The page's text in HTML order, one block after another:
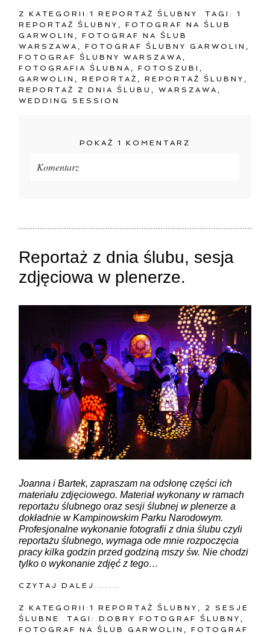
Z KATEGORII:1 REPORTAŻ ŚLUBNY TAGI:1
REPORTAŻ ŚLUBNY
,FOTOGRAF NA ŚLUB
GARWOLIN
,FOTOGRAF NA ŚLUB
WARSZAWA
,FOTOGRAF ŚLUBNY GARWOLIN
FOTOGRAF ŚLUBNY WARSZAWA
FOTOGRAFIA ŚLUBNA
,FOTOSZUBI
GARWOLIN
,REPORTAŻ ,REPORTAŻ ŚLUBNY
REPORTAŻ Z DNIA ŚLUBU
,WARSZAWA
WEDDING SESSION
POKAŻ 1 KOMENTARZ
Komentarz
ZAMIEŚĆ KOMENTARZ
Reportaż z dnia ślubu, sesja
zdjęciowa w plenerze.
Joanna i Bartek, zapraszam na odsłonę części ich
materiału zdjęciowego. Materiał wykonany w ramach
reportażu ślubnego oraz sesji ślubnej w plenerze a
dokładnie w Kampinowskim Parku Narodowym.
Profesjonalne wykonanie fotografii z dnia ślubu czyli
reportażu ślubnego, wymaga ode mnie rozpoczęcia
pracy kilka godzin przed godziną mszy św. Nie chodzi
tylko o wykonanie zdjęć z tego…
CZYTAJ DALEJ ......
Z KATEGORII:1 REPORTAŻ ŚLUBNY
2 SESJE
ŚLUBNE
TAGI:DOBRY FOTOGRAF ŚLUBNY
FOTOGRAF NA ŚLUB GARWOLIN
,FOTOGRAF